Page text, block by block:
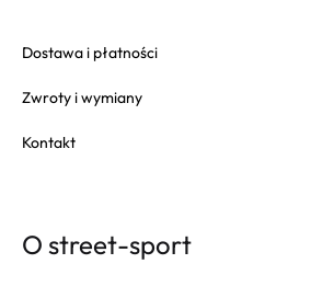
Dostawa i płatności
Zwroty i wymiany
Kontakt
O street-sport